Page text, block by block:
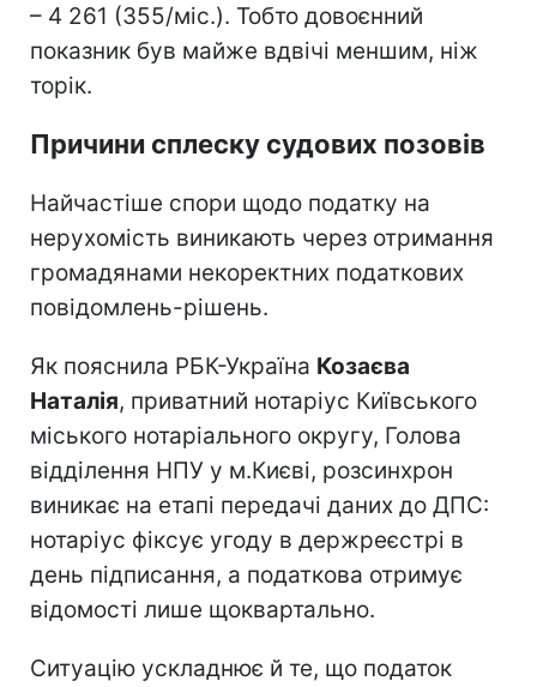
– 4 261 (355/міс.). Тобто довоєнний
показник був майже вдвічі меншим, ніж
торік.
Причини сплеску судових позовів
Найчастіше спори щодо податку на
нерухомість виникають через отримання
громадянами некоректних податкових
повідомлень-рішень.
Як пояснила РБК-Україна Козаєва
Наталія, приватний нотаріус Київського
міського нотаріального округу, Голова
відділення НПУ у м.Києві, розсинхрон
виникає на етапі передачі даних до ДПС:
нотаріус фіксує угоду в держреєстрі в
день підписання, а податкова отримує
відомості лише щоквартально.
Ситуацію ускладнює й те, що податок